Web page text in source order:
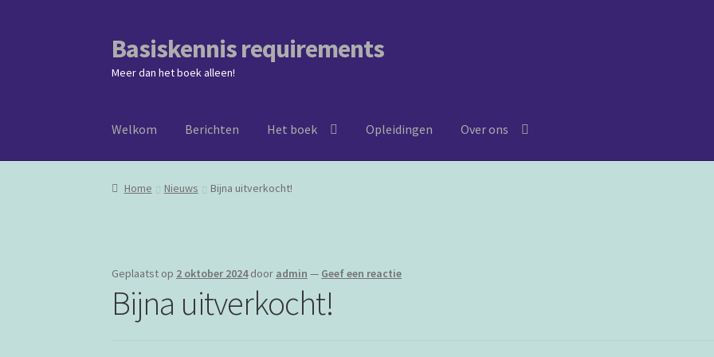
Ga
door
naar
Ga
naar
de
Basiskennis requirements
Meer dan het boek alleen!
Welkom Berichten Het boek Opleidingen Over ons
Home Nieuws Bijna uitverkocht!
Geplaatst op 2 oktober 2024 door admin — Geef een reactie
Bijna uitverkocht!